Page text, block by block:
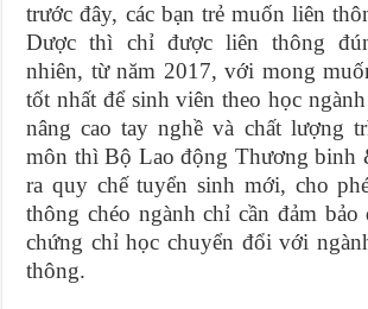
trước đây, các bạn trẻ muốn liên
Dược thì chỉ được liên thông
nhiên, từ năm 2017, với mong
tốt nhất để sinh viên theo học
nâng cao tay nghề và chất lượng
môn thì Bộ Lao động Thương binh
ra quy chế tuyển sinh mới, cho
thông chéo ngành chỉ cần đảm
chứng chỉ học chuyển đổi với
thông.